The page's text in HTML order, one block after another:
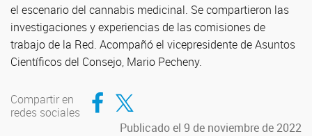
el escenario del cannabis medicinal. Se compartieron las
investigaciones y experiencias de las comisiones de
trabajo de la Red. Acompañó el vicepresidente de Asuntos
Científicos del Consejo, Mario Pecheny.
Compartir en
redes sociales
Compartir en Facebook
Compartir en Twitter
Publicado el 9 de noviembre de 2022